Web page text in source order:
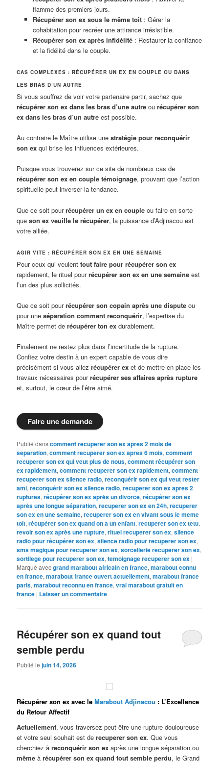
flamme des premiers jours.
Récupérer son ex sous le même toit: Gérer la
cohabitation pour recréer une attirance irrésistible.
Récupérer son ex après infidélité: Restaurer la confiance
et la fidélité dans le couple.
CAS COMPLEXES : RÉCUPÉRER UN EX EN COUPLE OU DANS
LES BRAS D’UN AUTRE
Si vous souffrez de voir votre partenaire partir, sachez que
récupérer son ex dans les bras d’une autre ourécupérer son
ex dans les bras d’un autre est possible.
Au contraire le Maître utilise unestratégie pour reconquérir
son ex qui brise les influences extérieures.
Puisque vous trouverez sur ce site de nombreux cas de
récupérer son ex en couple témoignage, prouvant que l’action
spirituelle peut inverser la tendance.
Que ce soit pourrécupérer un ex en couple ou faire en sorte
queson ex veuille le récupérer, la puissance d’Adjinacou est
votre alliée.
AGIR VITE : RÉCUPÉRER SON EX EN UNE SEMAINE
Pour ceux qui veulenttout faire pour récupérer son ex
rapidement, le rituel pourrécupérer son ex en une semaine est
l’un des plus sollicités.
Que ce soit pourrécupérer son copain après une dispute ou
pour uneséparation comment reconquérir, l’expertise du
Maître permet derécupérer ton ex durablement.
Finalement ne restez plus dans l’incertitude de la rupture.
Confiez votre destin à un expert capable de vous dire
précisément si vous allezrécupérer ex et de mettre en place les
travaux nécessaires pourrécupérer ses affaires après rupture
et, surtout, le cœur de l’être aimé.
Faire une demande
Publié danscomment recuperer son ex apres 2 mois de
separation,comment recuperer son ex apres 6 mois,comment
recuperer son ex qui veut plus de nous,comment récupérer son
ex rapidement,comment recuperer son ex rapidement,comment
recuperer son ex silence radio,reconquérir son ex qui veut rester
ami,reconquérir son ex silence radio,recuperer son ex apres 2
ruptures,récupérer son ex après un divorce,récupérer son ex
après une longue séparation,recuperer son ex en 24h,recuperer
son ex en une semaine,recuperer son ex en vivant sous le meme
toit,récupérer son ex quand on a un enfant,recuperer son ex tetu,
revoir son ex après une rupture,rituel recuperer son ex,silence
radio pour récupérer son ex,silence radio pour recuperer son ex,
sms magique pour recuperer son ex,sorcellerie recuperer son ex,
sortilege pour recuperer son ex,temoignage recuperer son ex |
Marqué avecgrand marabout africain en france,marabout connu
en france,marabout france ouvert actuellement,marabout france
paris,marabout reconnu en france,vrai marabout gratuit en
france | Laisser un commentaire
Récupérer son ex quand tout
semble perdu
Publié lejuin 14, 2026
Récupérer son ex avec leMarabout Adjinacou : L’Excellence
du Retour Affectif
Actuellement, vous traversez peut-être une rupture douloureuse
et votre seul souhait est derecuperer son ex. Que vous
cherchiez àreconquérir son ex après une longue séparation ou
même àrécupérer son ex quand tout semble perdu, le Grand